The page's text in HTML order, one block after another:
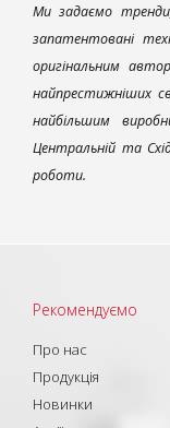
Ми задаємо тренди,
запатентовані
оригінальним
найпрестижніших
найбільшим
Центральній та
роботи.
Рекомендуємо
Про нас
Продукція
Новинки